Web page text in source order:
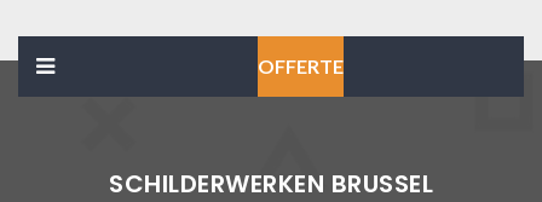
OFFERTE
SCHILDERWERKEN BRUSSEL